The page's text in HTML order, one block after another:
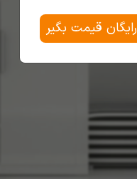
رایگان قیمت بگیر